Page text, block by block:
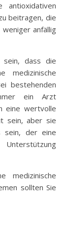
antioxidativen
beitragen, die
anfällig
dass die
medizinische
bestehenden
ein Arzt
eine wertvolle
sein, aber sie
sein, der eine
medizinische
sollten Sie